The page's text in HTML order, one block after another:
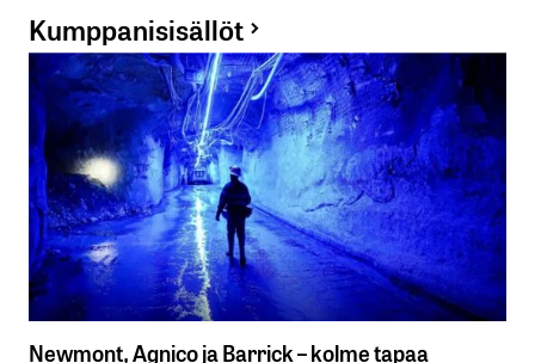
Kumppanisisällöt
Newmont, Agnico ja Barrick – kolme tapaa